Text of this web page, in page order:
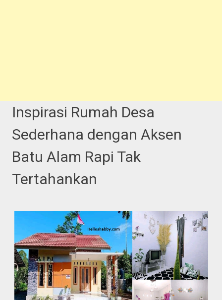
Inspirasi Rumah Desa
Sederhana dengan Aksen
Batu Alam Rapi Tak
Tertahankan